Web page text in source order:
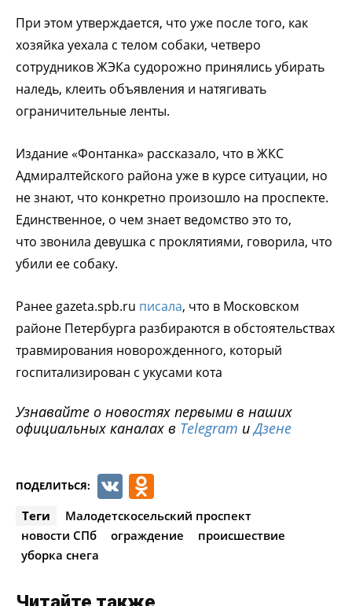
При этом утверждается, что уже после того, как
хозяйка уехала с телом собаки, четверо
сотрудников ЖЭКа судорожно принялись убирать
наледь, клеить объявления и натягивать
ограничительные ленты.
Издание «Фонтанка» рассказало, что в ЖКС
Адмиралтейского района уже в курсе ситуации, но
не знают, что конкретно произошло на проспекте.
Единственное, о чем знает ведомство это то,
что звонила девушка с проклятиями, говорила, что
убили ее собаку.
Ранее gazeta.spb.ru писала, что в Московском
районе Петербурга разбираются в обстоятельствах
травмирования новорожденного, который
госпитализирован с укусами кота
Узнавайте о новостях первыми в наших
официальных каналах в Telegram иДзене
ПОДЕЛИТЬСЯ: VK
Теги
Малодетскосельский проспект
новости СПб
ограждение
происшествие
уборка снега